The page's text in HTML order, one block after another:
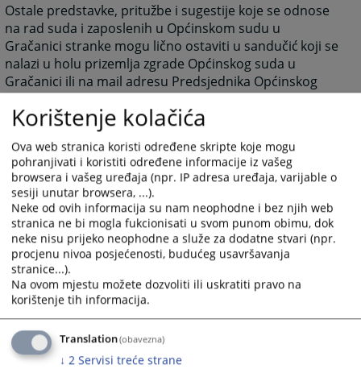
Ostale predstavke, pritužbe i sugestije koje se odnose
na rad suda i zaposlenih u Općinskom sudu u
Gračanici stranke mogu lično ostaviti u sandučić koji se
nalazi u holu prizemlja zgrade Općinskog suda u
Gračanici ili na mail adresu Predsjednika Općinskog
suda u Gračanici.
4636PREGLEDA
Korištenje kolačića
Ova web stranica koristi određene skripte koje mogu
pohranjivati i koristiti određene informacije iz vašeg
browsera i vašeg uređaja (npr. IP adresa uređaja, varijable o
sesiji unutar browsera, ...).
Neke od ovih informacija su nam neophodne i bez njih web
stranica ne bi mogla fukcionisati u svom punom obimu, dok
neke nisu prijeko neophodne a služe za dodatne stvari (npr.
procjenu nivoa posjećenosti, budućeg usavršavanja
stranice...).
Na ovom mjestu možete dozvoliti ili uskratiti pravo na
korištenje tih informacija.
Translation(obavezna)
↓ 2 Servisi treće strane